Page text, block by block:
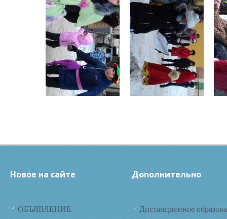
Новое на сайте
ОБЪЯВЛЕНИЕ
Дополнительно
Дистанционное